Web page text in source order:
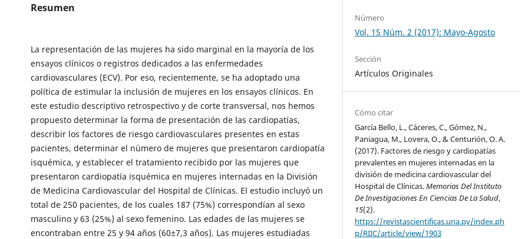
Resumen
La representación de las mujeres ha sido marginal en la mayoría de los
ensayos clínicos o registros dedicados a las enfermedades
cardiovasculares (ECV). Por eso, recientemente, se ha adoptado una
política de estimular la inclusión de mujeres en los ensayos clínicos. En
este estudio descriptivo retrospectivo y de corte transversal, nos hemos
propuesto determinar la forma de presentación de las cardiopatías,
describir los factores de riesgo cardiovasculares presentes en estas
pacientes, determinar el número de mujeres que presentaron cardiopatía
isquémica, y establecer el tratamiento recibido por las mujeres que
presentaron cardiopatía isquémica en mujeres internadas en la División
de Medicina Cardiovascular del Hospital de Clínicas. El estudio incluyó un
total de 250 pacientes, de los cuales 187 (75%) correspondían al sexo
masculino y 63 (25%) al sexo femenino. Las edades de las mujeres se
encontraban entre 25 y 94 años (60±7,3 años). Las mujeres estudiadas
Número
Vol. 15 Núm. 2 (2017): Mayo-Agosto
Sección
Artículos Originales
Cómo citar
García Bello, L., Cáceres, C., Gómez, N.,
Paniagua, M., Lovera, O., & Centurión, O. A.
(2017). Factores de riesgo y cardiopatías
prevalentes en mujeres internadas en la
división de medicina cardiovascular del
Hospital de Clínicas.Memorias Del Instituto
De Investigaciones En Ciencias De La Salud,
15(2).
https://revistascientificas.una.py/index.ph
p/RIIC/article/view/1903